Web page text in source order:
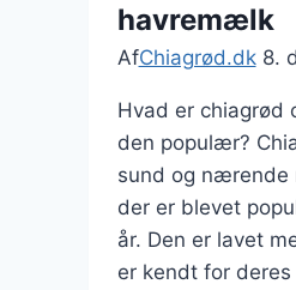
havremælk
AfChiagrød.dk 8.
Hvad er chiagrød
den populær?
sund og nærende
der er blevet
år. Den er lavet
er kendt for